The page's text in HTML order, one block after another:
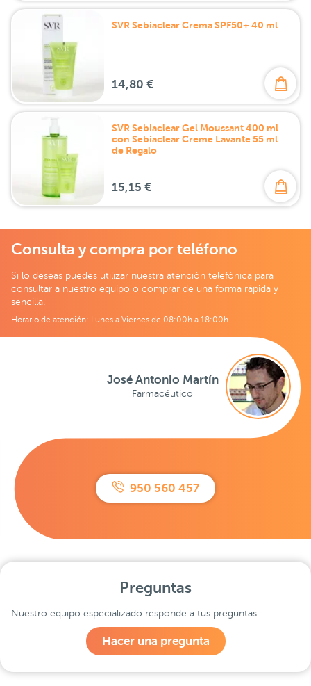
SVR Sebiaclear Crema SPF50+ 40 ml
14,80 €
SVR Sebiaclear Gel Moussant 400 ml
con Sebiaclear Creme Lavante 55 ml
de Regalo
15,15 €
Consulta y compra por teléfono
Si lo deseas puedes utilizar nuestra atención telefónica para
consultar a nuestro equipo o comprar de una forma rápida y
sencilla.
Horario de atención: Lunes a Viernes de 08:00h a 18:00h
950 560 457
José Antonio Martín
Farmacéutico
Preguntas
Nuestro equipo especializado responde a tus preguntas
Hacer una pregunta